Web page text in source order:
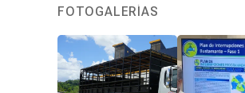
FOTOGALERÍAS